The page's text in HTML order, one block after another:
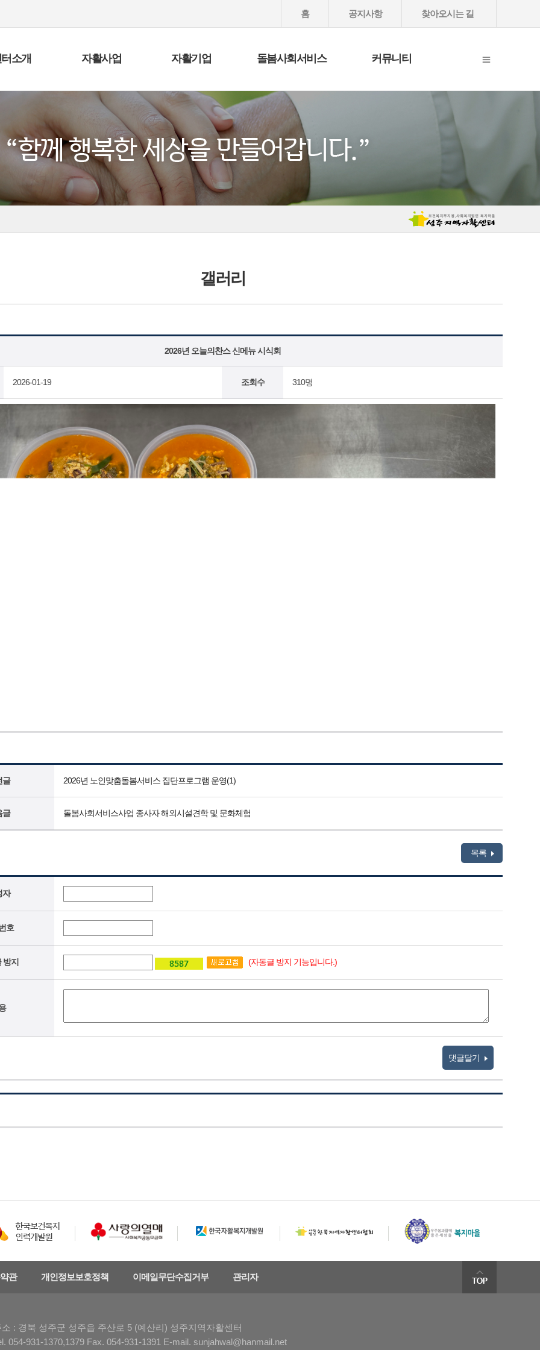
홈 공지사항 찾아오시는 길
소개 자활사업 자활기업 돌봄사회서비스 커뮤니티
갤러리
2026년 오늘의찬스 신메뉴 시식회
2026-01-19 조회수 310명
글 2026년 노인맞춤돌봄서비스 집단프로그램 운영(1)
글 돌봄사회서비스사업 종사자 해외시설견학 및 문화체험
목록
자
호
방지 (자동글 방지 기능입니다.)
댓글달기
관 개인정보보호정책 이메일무단수집거부 관리자
소 : 경북 성주군 성주읍 주산로 5 (예산리) 성주지역자활센터
054-931-1370,1379 Fax. 054-931-1391 E-mail. sunjahwal@hanmail.net